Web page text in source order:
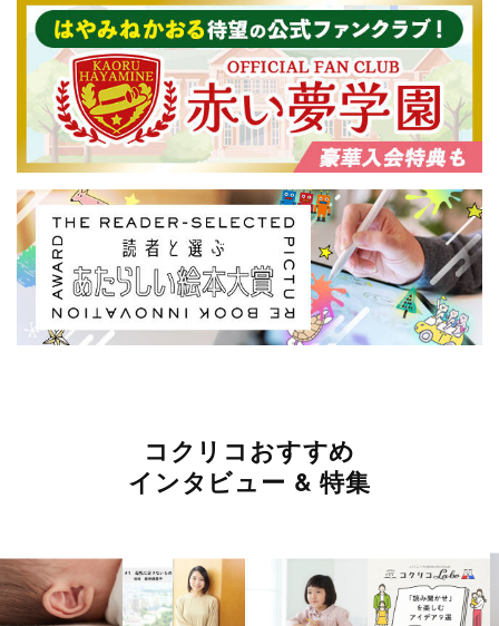
コクリコおすすめ
インタビュー & 特集